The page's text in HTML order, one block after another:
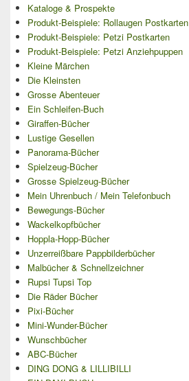
Kataloge & Prospekte
Produkt-Beispiele: Rollaugen Postkarten
Produkt-Beispiele: Petzi Postkarten
Produkt-Beispiele: Petzi Anziehpuppen
Kleine Märchen
Die Kleinsten
Grosse Abenteuer
Ein Schleifen-Buch
Giraffen-Bücher
Lustige Gesellen
Panorama-Bücher
Spielzeug-Bücher
Grosse Spielzeug-Bücher
Mein Uhrenbuch / Mein Telefonbuch
Bewegungs-Bücher
Wackelkopfbücher
Hoppla-Hopp-Bücher
Unzerreißbare Pappbilderbücher
Malbücher & Schnellzeichner
Rupsi Tupsi Top
Die Räder Bücher
Pixi-Bücher
Mini-Wunder-Bücher
Wunschbücher
ABC-Bücher
DING DONG & LILLIBILLI